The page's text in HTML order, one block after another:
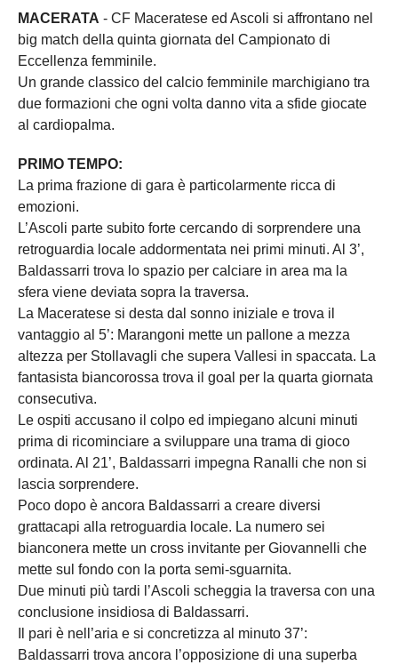
MACERATA - CF Maceratese ed Ascoli si affrontano nel
big match della quinta giornata del Campionato di
Eccellenza femminile.
Un grande classico del calcio femminile marchigiano tra
due formazioni che ogni volta danno vita a sfide giocate
al cardiopalma.
PRIMO TEMPO:
La prima frazione di gara è particolarmente ricca di
emozioni.
L’Ascoli parte subito forte cercando di sorprendere una
retroguardia locale addormentata nei primi minuti. Al 3’,
Baldassarri trova lo spazio per calciare in area ma la
sfera viene deviata sopra la traversa.
La Maceratese si desta dal sonno iniziale e trova il
vantaggio al 5’: Marangoni mette un pallone a mezza
altezza per Stollavagli che supera Vallesi in spaccata. La
fantasista biancorossa trova il goal per la quarta giornata
consecutiva.
Le ospiti accusano il colpo ed impiegano alcuni minuti
prima di ricominciare a sviluppare una trama di gioco
ordinata. Al 21’, Baldassarri impegna Ranalli che non si
lascia sorprendere.
Poco dopo è ancora Baldassarri a creare diversi
grattacapi alla retroguardia locale. La numero sei
bianconera mette un cross invitante per Giovannelli che
mette sul fondo con la porta semi-sguarnita.
Due minuti più tardi l’Ascoli scheggia la traversa con una
conclusione insidiosa di Baldassarri.
Il pari è nell’aria e si concretizza al minuto 37’:
Baldassarri trova ancora l’opposizione di una superba